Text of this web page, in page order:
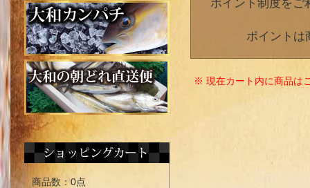
ポイント制度をご
ポイントは
※ 現在カート内に商品は
商品数：0点